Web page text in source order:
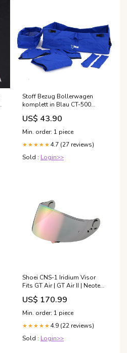
Stoff Bezug Bollerwagen
komplett in Blau CT-500
tiefpreis
US$ 43.90
Min. order: 1 piece
★★★★★ 4.7 (27 reviews)
Sold : Login>>
Shoei CNS-1 Iridium Visor
Fits GT Air | GT Air II | Neotec
Helmet - Spectra Orange
Clearance
US$ 170.99
Min. order: 1 piece
★★★★★ 4.9 (22 reviews)
Sold : Login>>